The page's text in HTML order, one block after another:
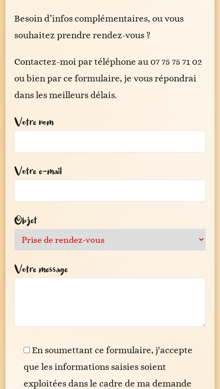
Besoin d’infos complémentaires, ou vous
souhaitez prendre rendez-vous ?
Contactez-moi par téléphone au 07 75 75 71 02
ou bien par ce formulaire, je vous répondrai
dans les meilleurs délais.
Votre nom
Votre e-mail
Objet
Votre message
En soumettant ce formulaire, j'accepte
que les informations saisies soient
exploitées dans le cadre de ma demande